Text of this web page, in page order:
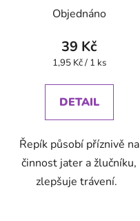
Objednáno
39 Kč
Měrná
1,95 Kč / 1 ks
DETAIL
Řepík působí příznivě na
činnost jater a žlučníku,
zlepšuje trávení.